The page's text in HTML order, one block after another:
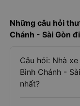
Những câu hỏi
Chánh - Sài Gòn
Câu hỏi: Nhà
Bình Chánh -
nhất?